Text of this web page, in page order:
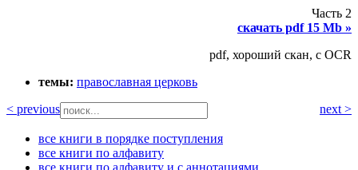
Часть 2
скачать pdf 15 Mb »
pdf, хороший скан, с OCR
темы: православная церковь
< previous
next >
все книги в порядке поступления
все книги по алфавиту